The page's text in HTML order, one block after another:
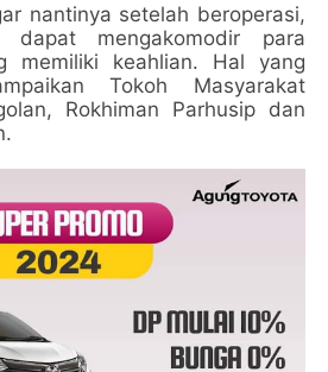
nantinya setelah beroperasi,
dapat mengakomodir para
memiliki keahlian. Hal yang
Tokoh Masyarakat
Rokhiman Parhusip dan